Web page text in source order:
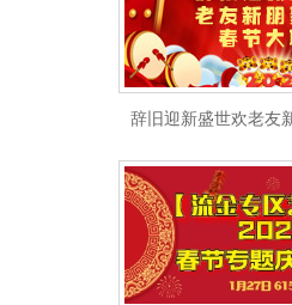
辞旧迎新盛世欢老友